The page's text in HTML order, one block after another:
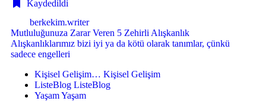
Kaydedildi
berkekim.writer
Mutluluğunuza Zarar Veren 5 Zehirli Alışkanlık
Alışkanlıklarımız bizi iyi ya da kötü olarak tanımlar, çünkü
sadece engelleri
Kişisel Gelişim… Kişisel Gelişim
ListeBlog ListeBlog
YaşamYaşam